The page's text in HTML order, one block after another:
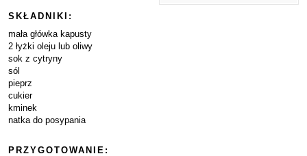
SKŁADNIKI:
mała główka kapusty
2 łyżki oleju lub oliwy
sok z cytryny
sól
pieprz
cukier
kminek
natka do posypania
PRZYGOTOWANIE: